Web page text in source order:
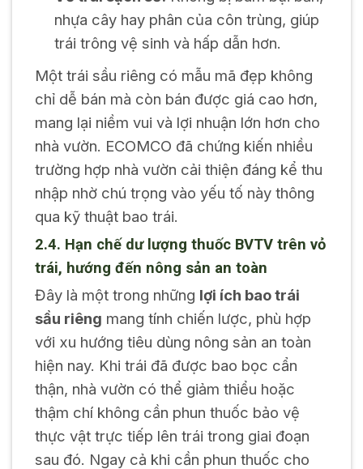
nhựa cây hay phân của côn trùng, giúp
trái trông vệ sinh và hấp dẫn hơn.
Một trái sầu riêng có mẫu mã đẹp không
chỉ dễ bán mà còn bán được giá cao hơn,
mang lại niềm vui và lợi nhuận lớn hơn cho
nhà vườn. ECOMCO đã chứng kiến nhiều
trường hợp nhà vườn cải thiện đáng kể thu
nhập nhờ chú trọng vào yếu tố này thông
qua kỹ thuật bao trái.
2.4. Hạn chế dư lượng thuốc BVTV trên vỏ
trái, hướng đến nông sản an toàn
Đây là một trong những lợi ích bao trái
sầu riêng mang tính chiến lược, phù hợp
với xu hướng tiêu dùng nông sản an toàn
hiện nay. Khi trái đã được bao bọc cẩn
thận, nhà vườn có thể giảm thiểu hoặc
thậm chí không cần phun thuốc bảo vệ
thực vật trực tiếp lên trái trong giai đoạn
sau đó. Ngay cả khi cần phun thuốc cho